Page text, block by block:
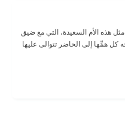
هذه الأم السعيدة، التي مع ضيق
كل همِّها إلى الحاضر تتوالى عليها